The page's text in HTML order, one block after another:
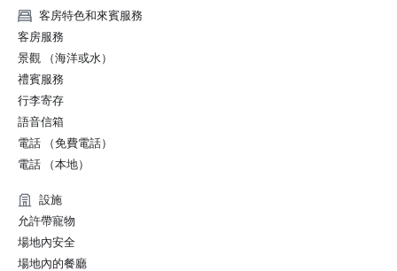
客房特色和來賓服務
客房服務
景觀 （海洋或水）
禮賓服務
行李寄存
語音信箱
電話 （免費電話）
電話 （本地）
設施
允許帶寵物
場地內安全
場地內的餐廳